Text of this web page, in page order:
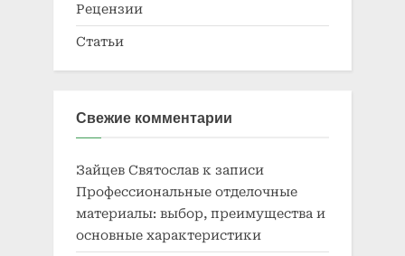
Рецензии
Статьи
Свежие комментарии
Зайцев Святослав к записи
Профессиональные отделочные
материалы: выбор, преимущества и
основные характеристики